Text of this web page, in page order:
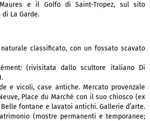
e il Golfo di Saint-Tropez, sul sito
La Garde.
classificato, con un fossato scavato
(rivisitata dallo scultore italiano Di
e vicoli, case antiche. Mercato provenzale
Place du Marché con il suo chiosco (ex
fontane e lavatoi antichi. Gallerie d’arte.
(mostre permanenti e temporanee;